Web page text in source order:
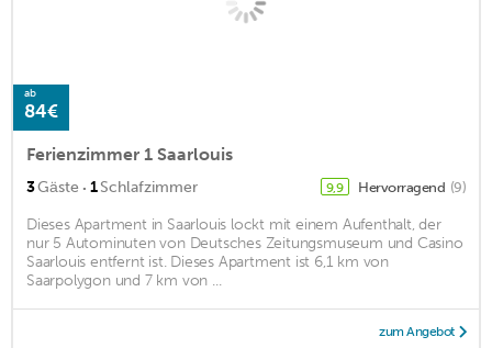
ab
84€
Ferienzimmer 1 Saarlouis
3Gäste · 1Schlafzimmer 9,9 Hervorragend (9)
Dieses Apartment in Saarlouis lockt mit einem Aufenthalt, der
nur 5 Autominuten von Deutsches Zeitungsmuseum und Casino
Saarlouis entfernt ist. Dieses Apartment ist 6,1 km von
Saarpolygon und 7 km von ...
zum Angebot